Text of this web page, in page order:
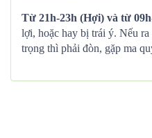
Từ 21h-23h (Hợi) và từ
lợi, hoặc hay bị trái ý. Nếu
trọng thì phải đòn, gặp ma